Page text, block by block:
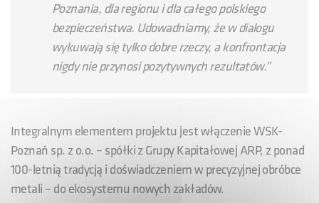
Poznania, dla regionu i dla całego polskiego
bezpieczeństwa. Udowadniamy, że w dialogu
wykuwają się tylko dobre rzeczy, a konfrontacja
nigdy nie przynosi pozytywnych rezultatów.”
Integralnym elementem projektu jest włączenie WSK-
Poznań sp. z o.o. – spółki z Grupy Kapitałowej ARP, z ponad
100-letnią tradycją i doświadczeniem w precyzyjnej obróbce
metali – do ekosystemu nowych zakładów.